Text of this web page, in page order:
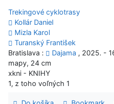
Trekingové cyklotrasy
Kollár Daniel
Mizla Karol
Turanský František
Bratislava :
Dajama , 2025. -
mapy, 24 cm
xkni - KNIHY
1, z toho voľných 1